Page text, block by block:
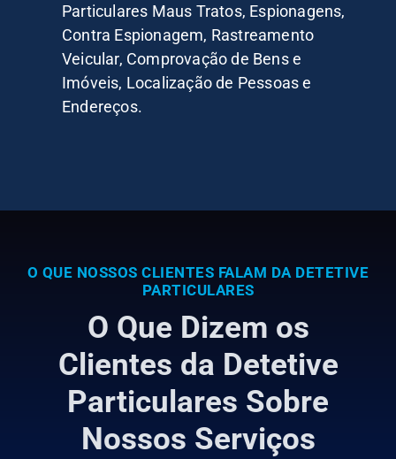
Particulares Maus Tratos, Espionagens,
Contra Espionagem, Rastreamento
Veicular, Comprovação de Bens e
Imóveis, Localização de Pessoas e
Endereços.
O QUE NOSSOS CLIENTES FALAM DA DETETIVE
PARTICULARES
O Que Dizem os
Clientes da Detetive
Particulares Sobre
Nossos Serviços